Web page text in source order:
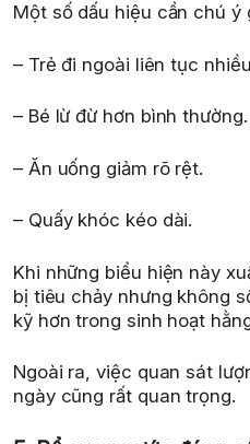
Một số dấu hiệu cần chú ý
– Trẻ đi ngoài liên tục
– Bé lừ đừ hơn bình thường.
– Ăn uống giảm rõ rệt.
– Quấy khóc kéo dài.
Khi những biểu hiện này
bị tiêu chảy nhưng không
kỹ hơn trong sinh hoạt
Ngoài ra, việc quan sát
ngày cũng rất quan trọng.